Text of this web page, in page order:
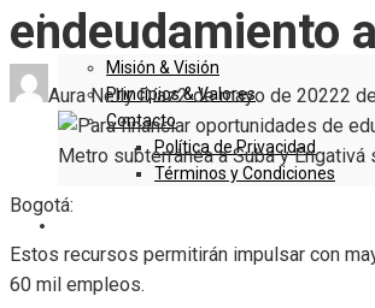
QUIENES SOMOS
Misión & Visión
Principios & Valores
Contacto
Política de Privacidad
Términos y Condiciones
endeudamiento
Aura Nelly Díaz2 de mayo de 20222
Bogotá:
Estos recursos permitirán impulsar con
60 mil empleos.